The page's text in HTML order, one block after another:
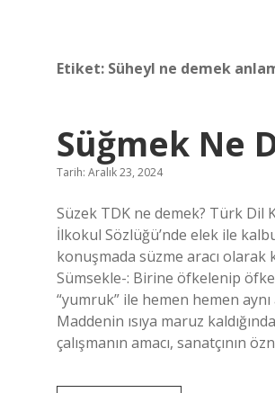
Etiket: Süheyl ne demek
Süğmek Ne
Tarih: Aralık 23, 2024
Süzek TDK ne demek? Türk Dil
İlkokul Sözlüğü’nde elek ile
konuşmada süzme aracı olarak
Sümsekle-: Birine öfkelenip
“yumruk” ile hemen hemen
Maddenin ısıya maruz
çalışmanın amacı, sanatçının